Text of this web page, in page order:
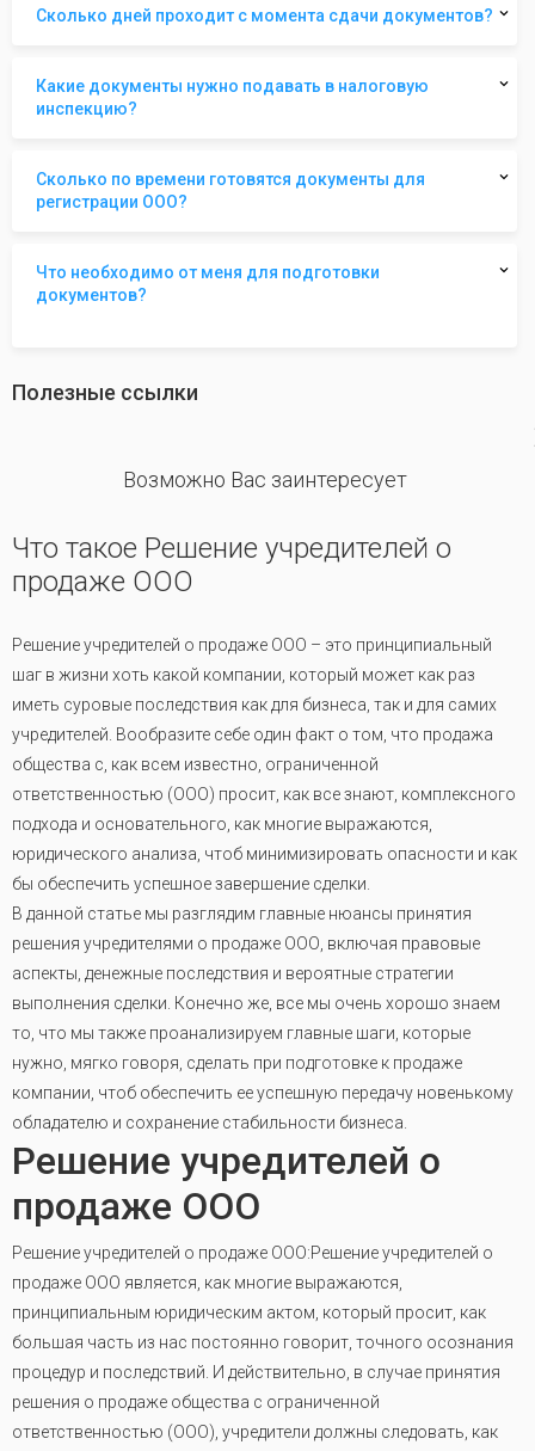
Сколько дней проходит с момента сдачи документов?
Какие документы нужно подавать в налоговую
инспекцию?
Сколько по времени готовятся документы для
регистрации ООО?
Что необходимо от меня для подготовки
документов?
Полезные ссылки
Возможно Вас заинтересует
Что такое Решение учредителей о
продаже ООО
Решение учредителей о продаже ООО – это принципиальный
шаг в жизни хоть какой компании, который может как раз
иметь суровые последствия как для бизнеса, так и для самих
учредителей. Вообразите себе один факт о том, что продажа
общества с, как всем известно, ограниченной
ответственностью (ООО) просит, как все знают, комплексного
подхода и основательного, как многие выражаются,
юридического анализа, чтоб минимизировать опасности и как
бы обеспечить успешное завершение сделки.
В данной статье мы разглядим главные нюансы принятия
решения учредителями о продаже ООО, включая правовые
аспекты, денежные последствия и вероятные стратегии
выполнения сделки. Конечно же, все мы очень хорошо знаем
то, что мы также проанализируем главные шаги, которые
нужно, мягко говоря, сделать при подготовке к продаже
компании, чтоб обеспечить ее успешную передачу новенькому
обладателю и сохранение стабильности бизнеса.
Решение учредителей о
продаже ООО
Решение учредителей о продаже ООО:Решение учредителей о
продаже ООО является, как многие выражаются,
принципиальным юридическим актом, который просит, как
большая часть из нас постоянно говорит, точного осознания
процедур и последствий. И действительно, в случае принятия
решения о продаже общества с ограниченной
ответственностью (ООО), учредители должны следовать, как